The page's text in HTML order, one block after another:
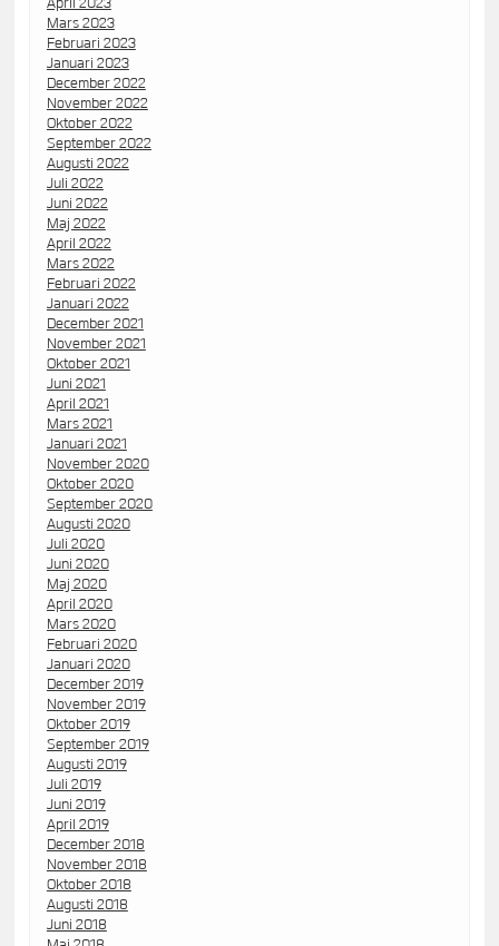
Mars 2023
Februari 2023
Januari 2023
December 2022
November 2022
Oktober 2022
September 2022
Augusti 2022
Juli 2022
Juni 2022
Maj 2022
April 2022
Mars 2022
Februari 2022
Januari 2022
December 2021
November 2021
Oktober 2021
Juni 2021
April 2021
Mars 2021
Januari 2021
November 2020
Oktober 2020
September 2020
Augusti 2020
Juli 2020
Juni 2020
Maj 2020
April 2020
Mars 2020
Februari 2020
Januari 2020
December 2019
November 2019
Oktober 2019
September 2019
Augusti 2019
Juli 2019
Juni 2019
April 2019
December 2018
November 2018
Oktober 2018
Augusti 2018
Juni 2018